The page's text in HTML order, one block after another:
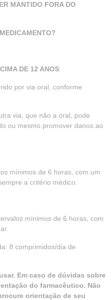
MANTIDO FORA DO
DE 12 ANOS
por via oral, conforme
via, que não a oral, pode
ou mesmo promover danos ao
mínimos de 6 horas, com um
a critério médico.
mínimos de 6 horas, com
8 comprimidos/dia de
Em caso de dúvidas sobre
do farmacêutico. Não
orientação de seu